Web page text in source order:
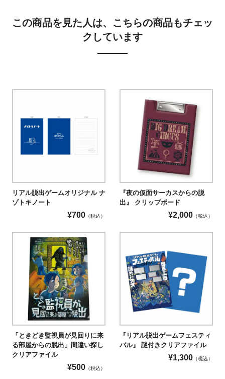
この商品を見た人は、こちらの商品もチェッ
クしています
リアル脱出ゲームオリジナル ナ
ゾトキノート
¥700 （税込）
『夜の仮面サーカスからの脱
出』 クリップボード
¥2,000 （税込）
「ときどき監視員が見回りに来
る部屋からの脱出」間違い探し
クリアファイル
¥500 （税込）
『リアル脱出ゲームフェスティ
バル』 謎付きクリアファイル
¥1,300 （税込）